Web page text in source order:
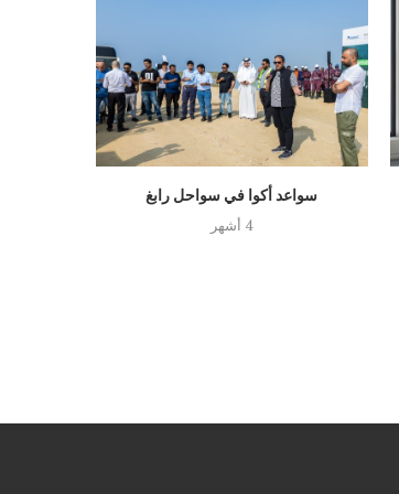
سواعد أكوا في سواحل رابغ
4 أشهر